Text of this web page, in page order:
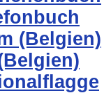
(Belgien)